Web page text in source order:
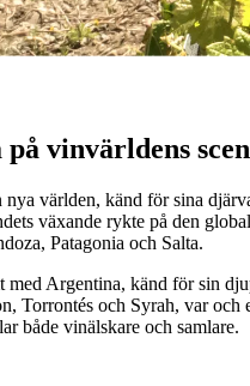
viner från höglandsvingårdar,
vinvärldens scen
världen, känd för sina
växande rykte på den
Patagonia och Salta.
Argentina, känd för sin
Torrontés och Syrah, var
både vinälskare och samlare.